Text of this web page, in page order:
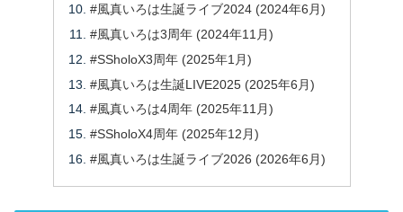
#風真いろは生誕ライブ2024 (2024年6月)
#風真いろは3周年 (2024年11月)
#SSholoX3周年 (2025年1月)
#風真いろは生誕LIVE2025 (2025年6月)
#風真いろは4周年 (2025年11月)
#SSholoX4周年 (2025年12月)
#風真いろは生誕ライブ2026 (2026年6月)